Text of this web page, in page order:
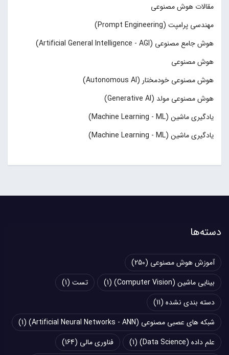
مقالات هوش مصنوعی
مهندسی پرامپت (Prompt Engineering)
هوش جامع مصنوعی (Artificial General Intelligence - AGI)
هوش مصنوعی
هوش مصنوعی خودمختار (Autonomous AI)
هوش مصنوعی مولد (Generative AI)
یادگیری ماشین (Machine Learning - ML)
یادگیری ماشین (Machine Learning - ML)
دسته‌ها
آموزش هوش مصنوعی (250)
بینایی ماشین (Computer Vision)
(1) تست (1)
دسته بندی نشده (11)
شبکه های عصبی مصنوعی (Artificial Neural Networks - ANN)
(1)
علم داده (Data Science)
(1) فناوری مالی (164)